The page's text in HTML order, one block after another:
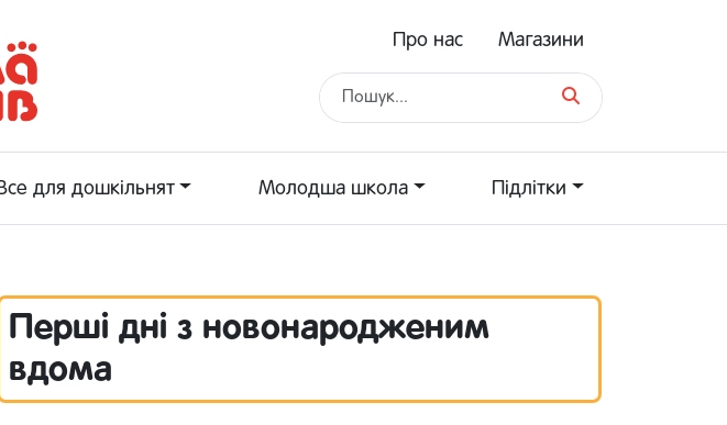
Про нас Магазини
для дошкільнят Молодша школа Підлітки
Перші дні з новонародженим
вдома